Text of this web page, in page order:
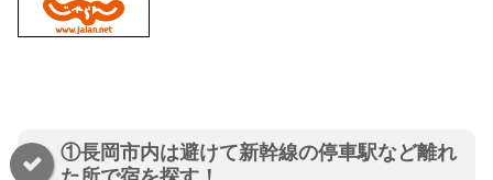
①長岡市内は避けて新幹線の停車駅など離れ